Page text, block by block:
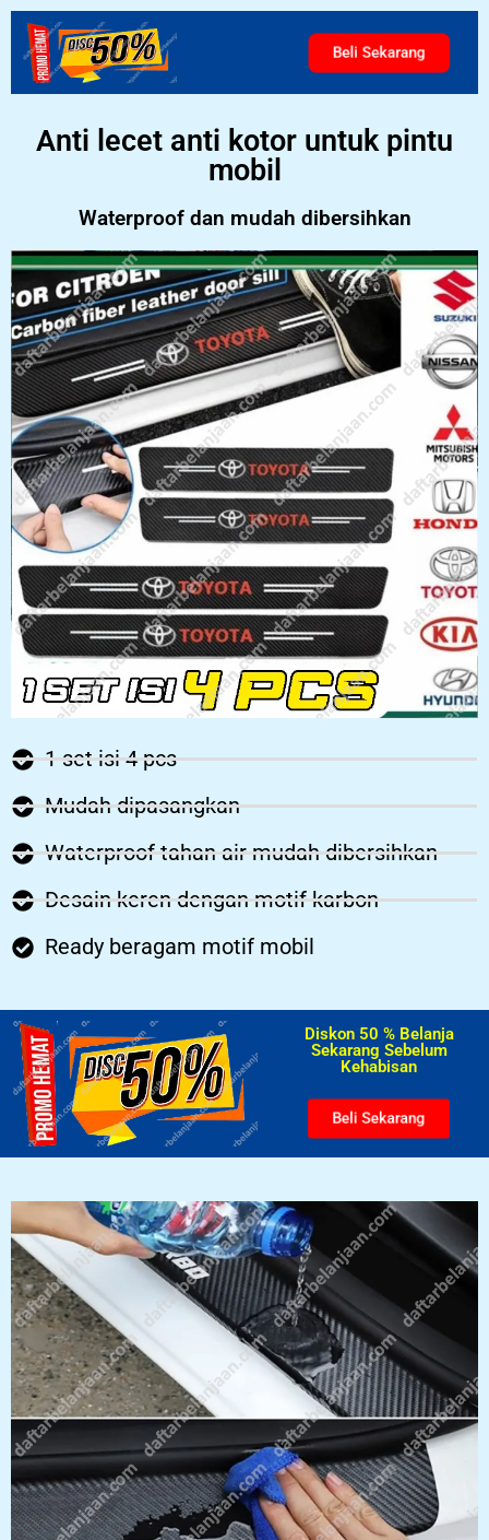
Beli Sekarang
Anti lecet anti kotor untuk pintu
mobil
Waterproof dan mudah dibersihkan
1 set isi 4 pcs
Mudah dipasangkan
Waterproof tahan air mudah dibersihkan
Desain keren dengan motif karbon
Ready beragam motif mobil
Diskon 50 % Belanja
Sekarang Sebelum
Kehabisan​
Beli Sekarang